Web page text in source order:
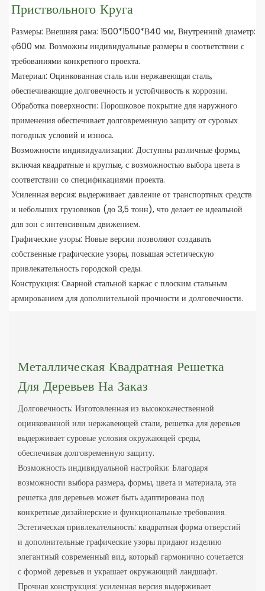
Приствольного Круга
Размеры: Внешняя рама: 1500*1500*В40 мм, Внутренний диаметр:
φ600 мм. Возможны индивидуальные размеры в соответствии с
требованиями конкретного проекта.
Материал: Оцинкованная сталь или нержавеющая сталь,
обеспечивающие долговечность и устойчивость к коррозии.
Обработка поверхности: Порошковое покрытие для наружного
применения обеспечивает долговременную защиту от суровых
погодных условий и износа.
Возможности индивидуализации: Доступны различные формы,
включая квадратные и круглые, с возможностью выбора цвета в
соответствии со спецификациями проекта.
Усиленная версия: выдерживает давление от транспортных средств
и небольших грузовиков (до 3,5 тонн), что делает ее идеальной
для зон с интенсивным движением.
Графические узоры: Новые версии позволяют создавать
собственные графические узоры, повышая эстетическую
привлекательность городской среды.
Конструкция: Сварной стальной каркас с плоским стальным
армированием для дополнительной прочности и долговечности.
Металлическая Квадратная Решетка
Для Деревьев На Заказ
Долговечность: Изготовленная из высококачественной
оцинкованной или нержавеющей стали, решетка для деревьев
выдерживает суровые условия окружающей среды,
обеспечивая долговременную защиту.
Возможность индивидуальной настройки: Благодаря
возможности выбора размера, формы, цвета и материала, эта
решетка для деревьев может быть адаптирована под
конкретные дизайнерские и функциональные требования.
Эстетическая привлекательность: квадратная форма отверстий
и дополнительные графические узоры придают изделию
элегантный современный вид, который гармонично сочетается
с формой деревьев и украшает окружающий ландшафт.
Прочная конструкция: усиленная версия выдерживает